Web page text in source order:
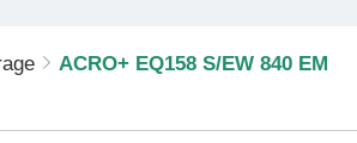
ACRO+ EQ158 S/EW 840 EM